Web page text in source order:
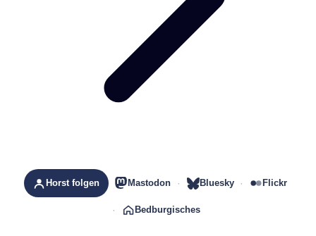
Horst folgen Mastodon Bluesky Flickr
Bedburgisches